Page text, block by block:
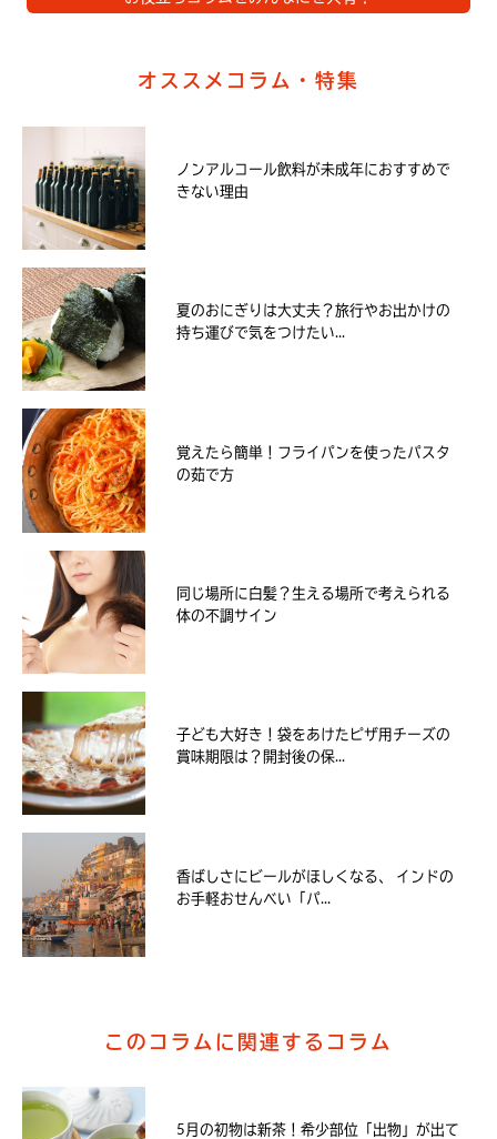
オススメコラム・特集
ノンアルコール飲料が未成年におすすめで
きない理由
夏のおにぎりは大丈夫？旅行やお出かけの
持ち運びで気をつけたい...
覚えたら簡単！フライパンを使ったパスタ
の茹で方
同じ場所に白髪？生える場所で考えられる
体の不調サイン
子ども大好き！袋をあけたピザ用チーズの
賞味期限は？開封後の保...
香ばしさにビールがほしくなる、 インドの
お手軽おせんべい「パ...
このコラムに関連するコラム
5月の初物は新茶！希少部位「出物」が出て